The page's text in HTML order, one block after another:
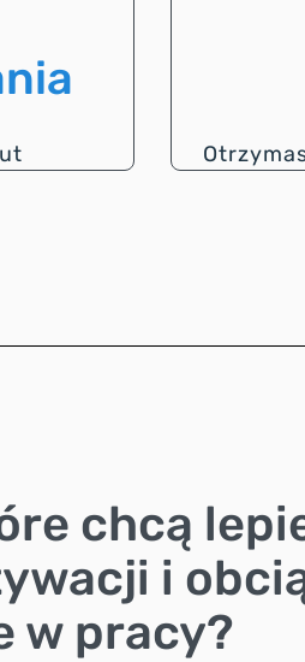
chcą
i
w pracy?